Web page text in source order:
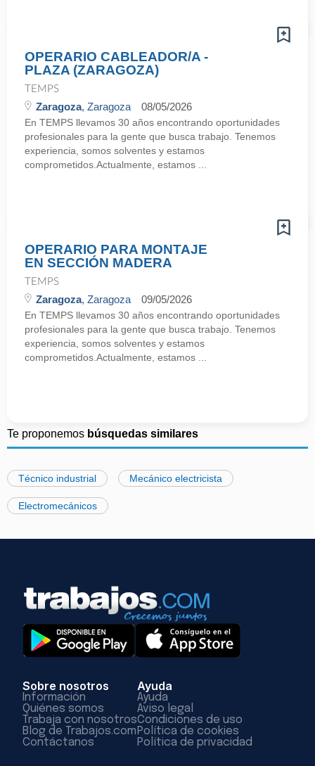
OPERARIO CABLEADOR/A -
PLAZA (ZARAGOZA)
TEMPS
Zaragoza, Zaragoza 08/05/2026
En TEMPS llevamos 30 años encontrando oportunidades
profesionales para la gente que busca trabajo. Tenemos
experiencia, somos solventes y estamos
comprometidos.Actualmente, estamos ...
OPERARIO PARA MONTAJE
EN SECCIÓN MADERA
TEMPS
Zaragoza, Zaragoza 09/05/2026
En TEMPS llevamos 30 años encontrando oportunidades
profesionales para la gente que busca trabajo. Tenemos
experiencia, somos solventes y estamos
comprometidos.Actualmente, estamos ...
Te proponemos búsquedas similares
Técnico industrial Mecánico electricista
Electromecánicos
Sobre nosotros
Información
Quiénes somos
Trabaja con nosotros
Blog de Trabajos.com
Contáctanos
Ayuda
Ayuda
Aviso legal
Condiciones de uso
Política de cookies
Política de privacidad